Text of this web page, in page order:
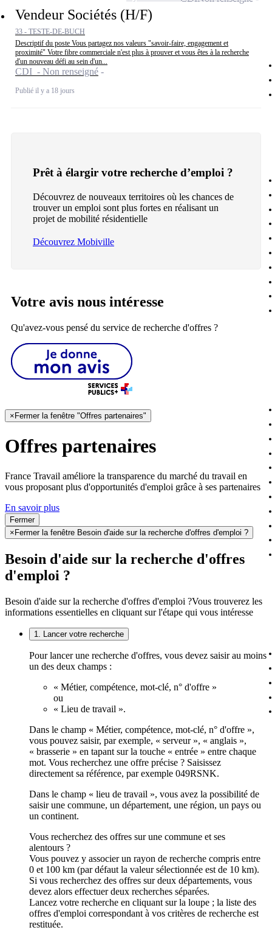
Vendeur Sociétés (H/F)
33 - TESTE-DE-BUCH
Descriptif du poste Vous partagez nos valeurs "savoir-faire, engagement et
proximité" Votre fibre commerciale n'est plus à prouver et vous êtes à la recherche
d'un nouveau défi au sein d'un...
CDI - Non renseigné
Publié il y a 18 jours
Prêt à élargir votre recherche d’emploi ?
Découvrez de nouveaux territoires où les chances de
trouver un emploi sont plus fortes en réalisant un
projet de mobilité résidentielle
Découvrez Mobiville
Votre avis nous intéresse
Qu'avez-vous pensé du service de recherche d'offres ?
× Fermer la fenêtre "Offres partenaires"
Offres partenaires
France Travail améliore la transparence du marché du travail en
vous proposant plus d'opportunités d'emploi grâce à ses partenaires
En savoir plus
Fermer
× Fermer la fenêtre Besoin d'aide sur la recherche d'offres d'emploi ?
Besoin d'aide sur la recherche d'offres
d'emploi ?
Besoin d'aide sur la recherche d'offres d'emploi ?Vous trouverez les
informations essentielles en cliquant sur l'étape qui vous intéresse
1. Lancer votre recherche
Pour lancer une recherche d'offres, vous devez saisir au moins
un des deux champs :
« Métier, compétence, mot-clé, n° d'offre »
ou
« Lieu de travail ».
Dans le champ « Métier, compétence, mot-clé, n° d'offre »,
vous pouvez saisir, par exemple, « serveur », « anglais »,
« brasserie » en tapant sur la touche « entrée » entre chaque
mot. Vous recherchez une offre précise ? Saisissez
directement sa référence, par exemple 049RSNK.
Dans le champ « lieu de travail », vous avez la possibilité de
saisir une commune, un département, une région, un pays ou
un continent.
Vous recherchez des offres sur une commune et ses
alentours ?
Vous pouvez y associer un rayon de recherche compris entre
0 et 100 km (par défaut la valeur sélectionnée est de 10 km).
Si vous recherchez des offres sur deux départements, vous
devez alors effectuer deux recherches séparées.
Lancez votre recherche en cliquant sur la loupe ; la liste des
offres d'emploi correspondant à vos critères de recherche est
restituée.